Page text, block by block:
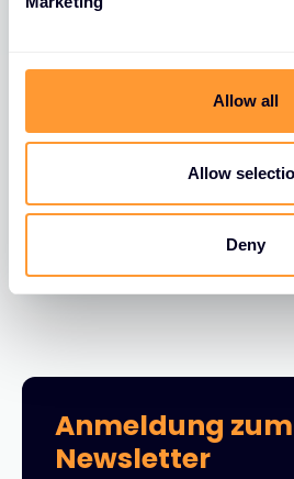
Allow all
Allow
Deny
BLOGS
FortiGate FortiLink
Anmeldung zum
Newsletter